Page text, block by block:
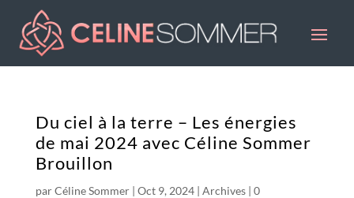
Du ciel à la terre – Les énergies
de mai 2024 avec Céline Sommer
Brouillon
parCéline Sommer| Oct 9, 2024| Archives| 0